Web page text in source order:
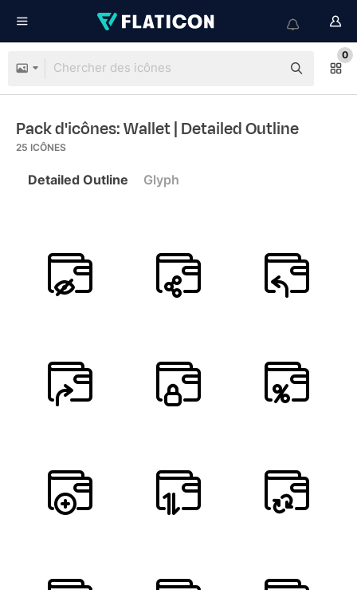
0
Pack d'icônes: Wallet| Detailed Outline
25 ICÔNES
Detailed Outline Glyph